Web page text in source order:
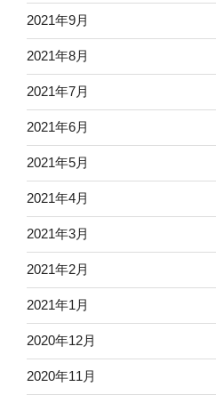
2021年9月
2021年8月
2021年7月
2021年6月
2021年5月
2021年4月
2021年3月
2021年2月
2021年1月
2020年12月
2020年11月